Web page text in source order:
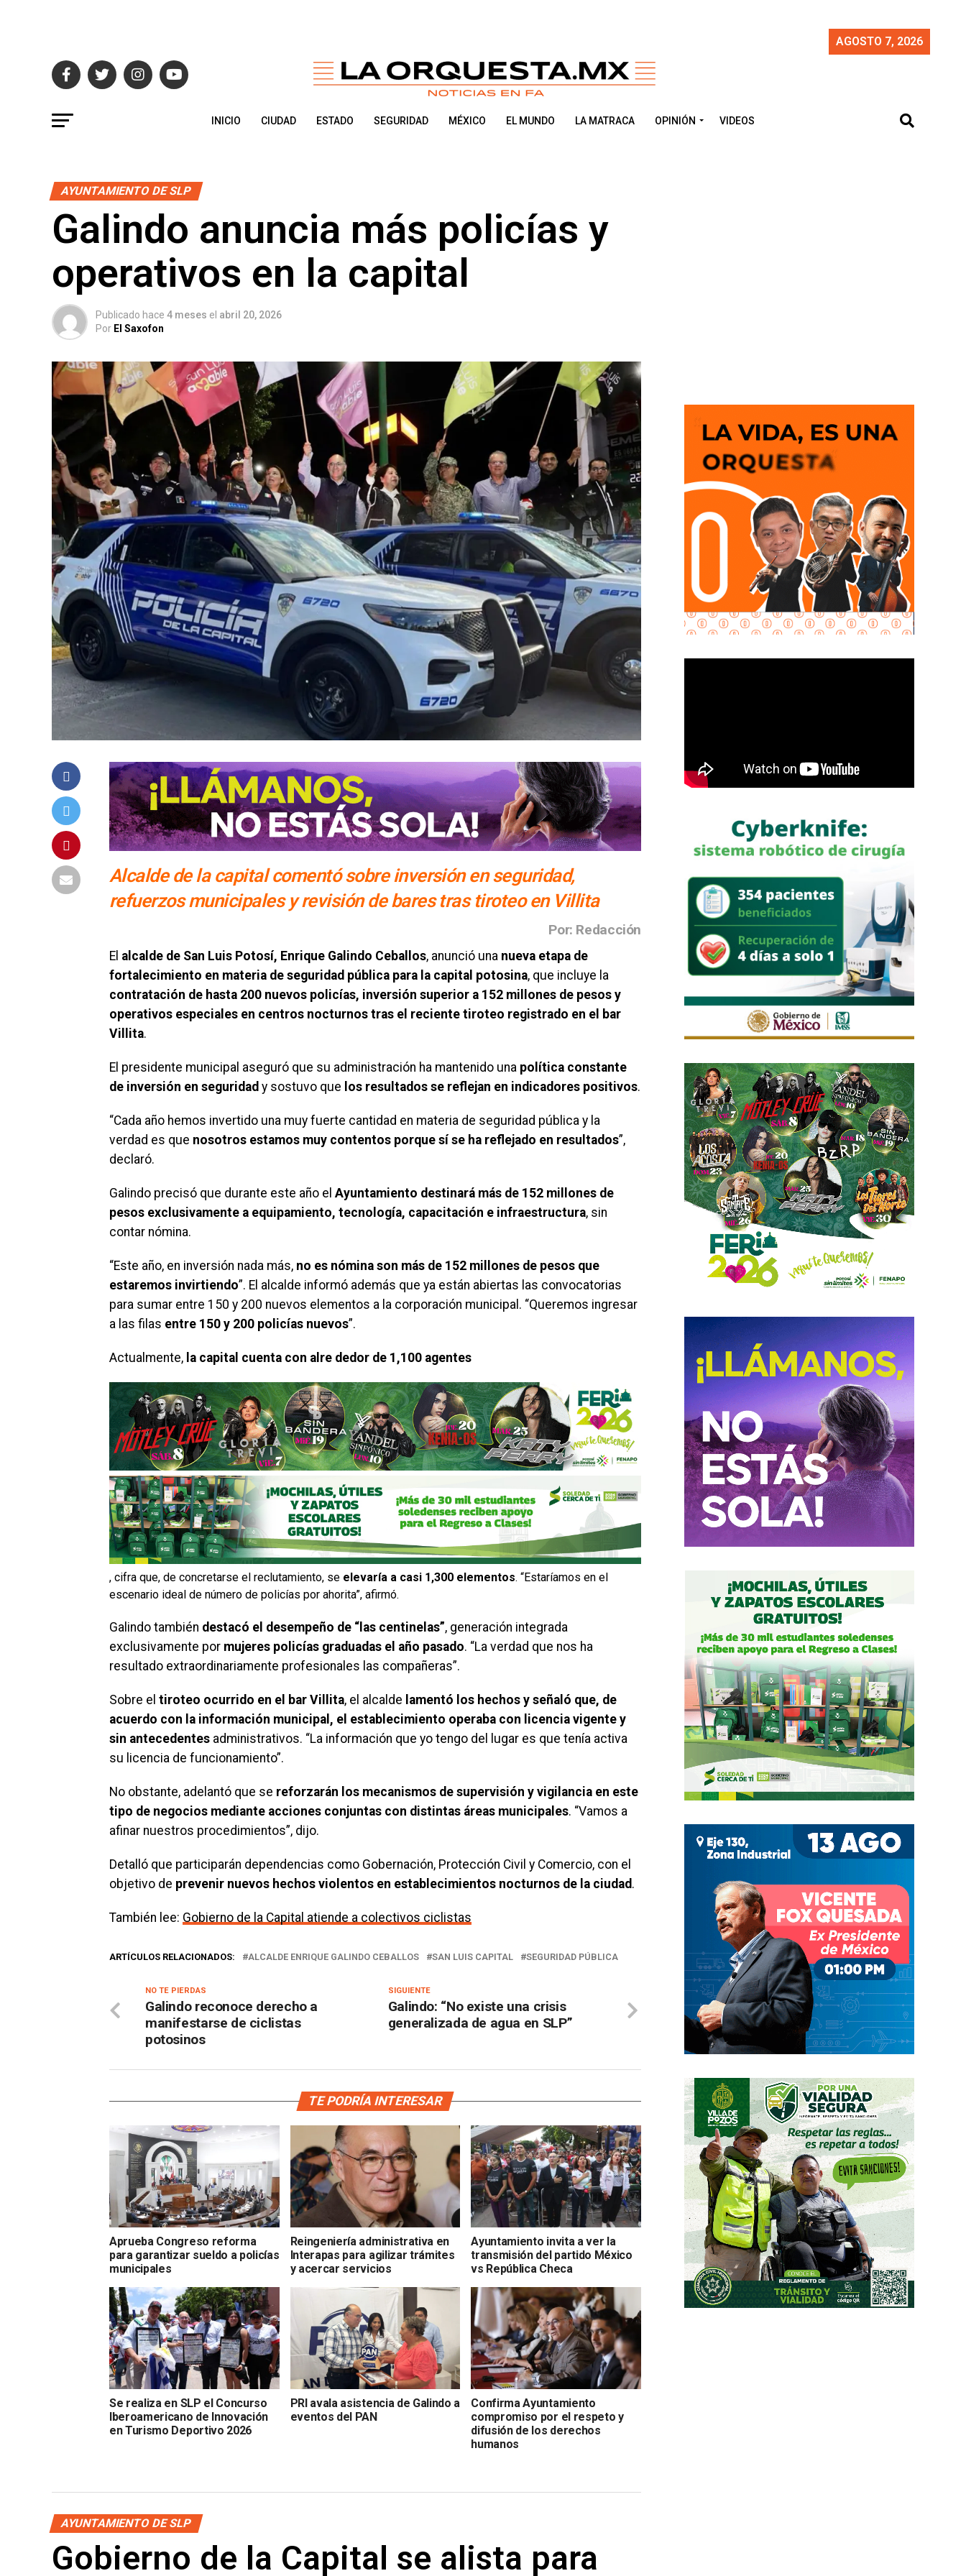
AGOSTO 7, 2026
INICIO CIUDAD ESTADO SEGURIDAD MÉXICO EL MUNDO LA MATRACA OPINIÓN VIDEOS
AYUNTAMIENTO DE SLP
Galindo anuncia más policías y
operativos en la capital
Publicado hace 4 meses el abril 20, 2026
Por El Saxofon
Alcalde de la capital comentó sobre inversión en seguridad,
refuerzos municipales y revisión de bares tras tiroteo en Villita
Por: Redacción
El alcalde de San Luis Potosí, Enrique Galindo Ceballos, anunció una nueva etapa de
fortalecimiento en materia de seguridad pública para la capital potosina, que incluye la
contratación de hasta 200 nuevos policías, inversión superior a 152 millones de pesos y
operativos especiales en centros nocturnos tras el reciente tiroteo registrado en el bar
Villita.
El presidente municipal aseguró que su administración ha mantenido una política constante
de inversión en seguridad y sostuvo que los resultados se reflejan en indicadores positivos.
“Cada año hemos invertido una muy fuerte cantidad en materia de seguridad pública y la
verdad es que nosotros estamos muy contentos porque sí se ha reflejado en resultados”,
declaró.
Galindo precisó que durante este año el Ayuntamiento destinará más de 152 millones de
pesos exclusivamente a equipamiento, tecnología, capacitación e infraestructura, sin
contar nómina.
“Este año, en inversión nada más, no es nómina son más de 152 millones de pesos que
estaremos invirtiendo”. El alcalde informó además que ya están abiertas las convocatorias
para sumar entre 150 y 200 nuevos elementos a la corporación municipal. “Queremos ingresar
a las filas entre 150 y 200 policías nuevos”.
Actualmente, la capital cuenta con alre dedor de 1,100 agentes
, cifra que, de concretarse el reclutamiento, se elevaría a casi 1,300 elementos. “Estaríamos en el
escenario ideal de número de policías por ahorita”, afirmó.
Galindo también destacó el desempeño de “las centinelas”, generación integrada
exclusivamente por mujeres policías graduadas el año pasado. “La verdad que nos ha
resultado extraordinariamente profesionales las compañeras”.
Sobre el tiroteo ocurrido en el bar Villita, el alcalde lamentó los hechos y señaló que, de
acuerdo con la información municipal, el establecimiento operaba con licencia vigente y
sin antecedentes administrativos. “La información que yo tengo del lugar es que tenía activa
su licencia de funcionamiento”.
No obstante, adelantó que se reforzarán los mecanismos de supervisión y vigilancia en este
tipo de negocios mediante acciones conjuntas con distintas áreas municipales. “Vamos a
afinar nuestros procedimientos”, dijo.
Detalló que participarán dependencias como Gobernación, Protección Civil y Comercio, con el
objetivo de prevenir nuevos hechos violentos en establecimientos nocturnos de la ciudad.
También lee: Gobierno de la Capital atiende a colectivos ciclistas
ARTÍCULOS RELACIONADOS: ALCALDE ENRIQUE GALINDO CEBALLOS SAN LUIS CAPITAL SEGURIDAD PÚBLICA
SIGUIENTE
Galindo: “No existe una crisis
generalizada de agua en SLP”
NO TE PIERDAS
Galindo reconoce derecho a
manifestarse de ciclistas
potosinos
TE PODRÍA INTERESAR
Aprueba Congreso reforma
para garantizar sueldo a policías
municipales
Reingeniería administrativa en
Interapas para agilizar trámites
y acercar servicios
Ayuntamiento invita a ver la
transmisión del partido México
vs República Checa
Se realiza en SLP el Concurso
Iberoamericano de Innovación
en Turismo Deportivo 2026
PRI avala asistencia de Galindo a
eventos del PAN
Confirma Ayuntamiento
compromiso por el respeto y
difusión de los derechos
humanos
AYUNTAMIENTO DE SLP
Gobierno de la Capital se alista para